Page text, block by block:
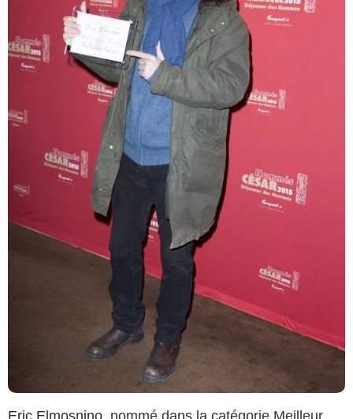
Eric Elmosnino , nommé dans la catégorie Meilleur